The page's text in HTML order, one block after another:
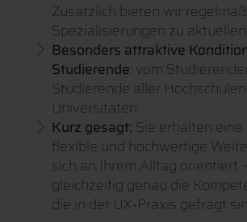
Zusätzlich bieten wir
Spezialisierungen zu
Besonders attraktive
Studierende: vom
Studierende aller
Universitäten.
Kurz gesagt: Sie erhalten
flexible und hochwertige
sich an Ihrem Alltag orientiert
gleichzeitig genau die
die in der UX-Praxis gefragt